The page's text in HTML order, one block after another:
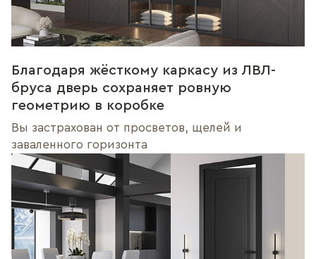
Благодаря жёсткому каркасу из ЛВЛ-
бруса дверь сохраняет ровную
геометрию в коробке
Вы застрахован от просветов, щелей и
заваленного горизонта